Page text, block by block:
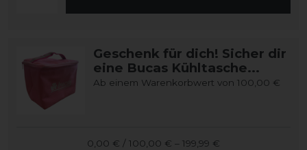
Geschenk für dich! Sicher dir
eine Bucas Kühltasche...
Ab einem Warenkorbwert von 100,00 €
0,00 € / 100,00 € – 199,99 €